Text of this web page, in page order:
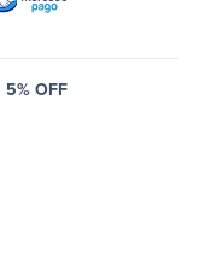
5% OFF